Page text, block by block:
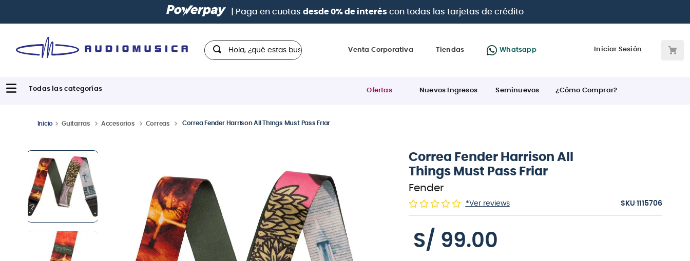
Paga conhasta 12 cuotas sin interesescon tarjetasBCP Visa, Diners, BBVA e Interbank
Hola, ¿qué estas buscando?
Venta Corporativa Tiendas Whatsapp Iniciar Sesión
Ofertas Nuevos Ingresos Seminuevos ¿Cómo Comprar?
Guitarras Accesorios Correas Correa Fender Harrison All Things Must Pass Friar
Correa Fender Harrison All
Things Must Pass Friar
Fender
*Ver reviews :1115706
S/ 99.00